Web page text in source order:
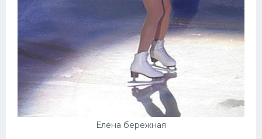
Елена бережная